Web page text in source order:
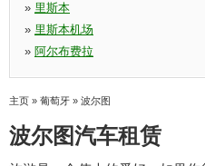
» 里斯本
» 里斯本机场
» 阿尔布费拉
主页 » 葡萄牙 » 波尔图
波尔图汽车租赁